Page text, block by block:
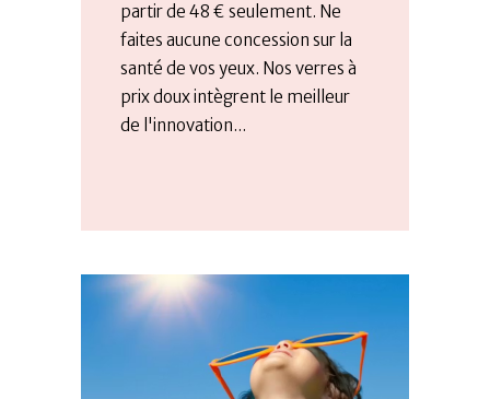
partir de 48 € seulement. Ne
faites aucune concession sur la
santé de vos yeux. Nos verres à
prix doux intègrent le meilleur
de l'innovation...